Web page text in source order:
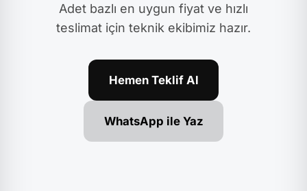
Adet bazlı en uygun fiyat ve hızlı
teslimat için teknik ekibimiz hazır.
Hemen Teklif Al
WhatsApp ile Yaz